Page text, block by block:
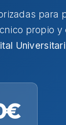
para
propio y